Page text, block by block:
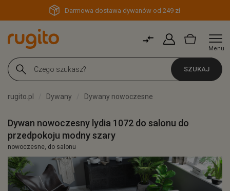
Darmowa dostawa dywanów od 249 zł
Menu
SZUKAJ
rugito.pl Dywany Dywany nowoczesne
Dywan nowoczesny lydia 1072 do salonu do
przedpokoju modny szary
nowoczesne, do salonu